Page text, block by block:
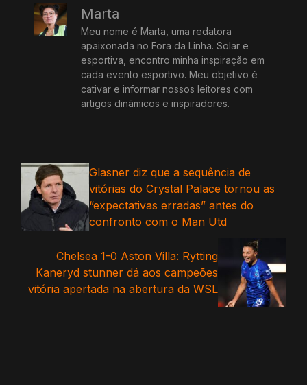
Marta
Meu nome é Marta, uma redatora
apaixonada no Fora da Linha. Solar e
esportiva, encontro minha inspiração em
cada evento esportivo. Meu objetivo é
cativar e informar nossos leitores com
artigos dinâmicos e inspiradores.
Glasner diz que a sequência de
vitórias do Crystal Palace tornou as
“expectativas erradas” antes do
confronto com o Man Utd
Chelsea 1-0 Aston Villa: Rytting
Kaneryd stunner dá aos campeões
vitória apertada na abertura da WSL